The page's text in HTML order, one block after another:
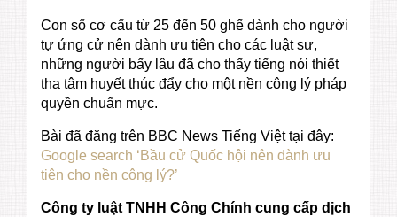
Con số cơ cấu từ 25 đến 50 ghế dành cho người
tự ứng cử nên dành ưu tiên cho các luật sư,
những người bấy lâu đã cho thấy tiếng nói thiết
tha tâm huyết thúc đẩy cho một nền công lý pháp
quyền chuẩn mực.
Bài đã đăng trên BBC News Tiếng Việt tại đây:
Google search ‘Bầu cử Quốc hội nên dành ưu
tiên cho nền công lý?’
Công ty luật TNHH Công Chính cung cấp dịch